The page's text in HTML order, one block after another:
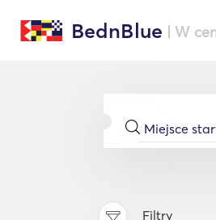
BednBlue | W
Filtry